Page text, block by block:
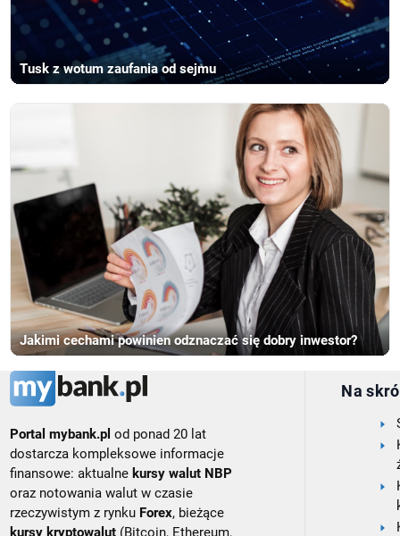
Tusk z wotum zaufania od sejmu
Jakimi cechami powinien odznaczać się dobry inwestor?
Portal mybank.pl od ponad 20 lat
dostarcza kompleksowe informacje
finansowe: aktualne kursy walut NBP
oraz notowania walut w czasie
rzeczywistym z rynku Forex, bieżące
kursy kryptowalut (Bitcoin, Ethereum,
Na